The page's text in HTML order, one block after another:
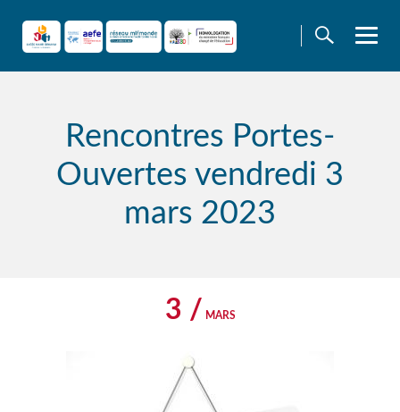
content
Rencontres Portes-
Ouvertes vendredi 3
mars 2023
3 / MARS